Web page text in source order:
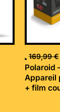
169,99€
Polaroid
Appareil
+ film